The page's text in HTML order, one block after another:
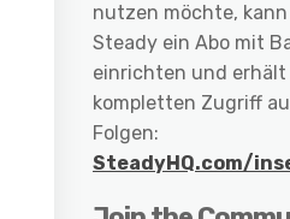
nutzen möchte,
Steady ein Abo mit
einrichten und
kompletten Zugriff
Folgen:
SteadyHQ.com/